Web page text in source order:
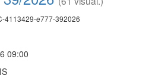
4113429-e777-392026
09:00